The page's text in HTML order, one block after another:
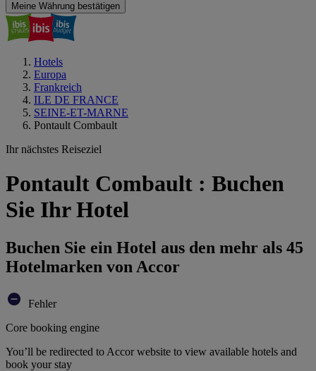
Meine Währung bestätigen
Hotels
Europa
Frankreich
ILE DE FRANCE
SEINE-ET-MARNE
Pontault Combault
Ihr nächstes Reiseziel
Pontault Combault : Buchen
Sie Ihr Hotel
Buchen Sie ein Hotel aus den mehr als 45
Hotelmarken von Accor
Fehler
Core booking engine
You’ll be redirected to Accor website to view available hotels and
book your stay